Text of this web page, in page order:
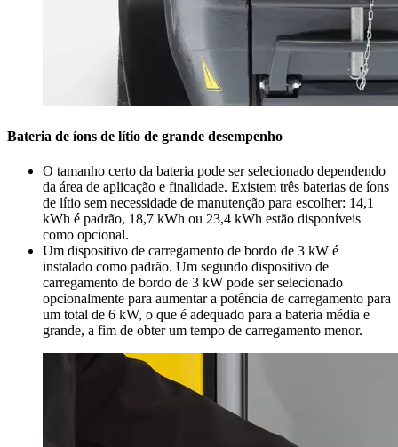
Bateria de íons de lítio de grande desempenho
O tamanho certo da bateria pode ser selecionado dependendo
da área de aplicação e finalidade. Existem três baterias de íons
de lítio sem necessidade de manutenção para escolher: 14,1
kWh é padrão, 18,7 kWh ou 23,4 kWh estão disponíveis
como opcional.
Um dispositivo de carregamento de bordo de 3 kW é
instalado como padrão. Um segundo dispositivo de
carregamento de bordo de 3 kW pode ser selecionado
opcionalmente para aumentar a potência de carregamento para
um total de 6 kW, o que é adequado para a bateria média e
grande, a fim de obter um tempo de carregamento menor.